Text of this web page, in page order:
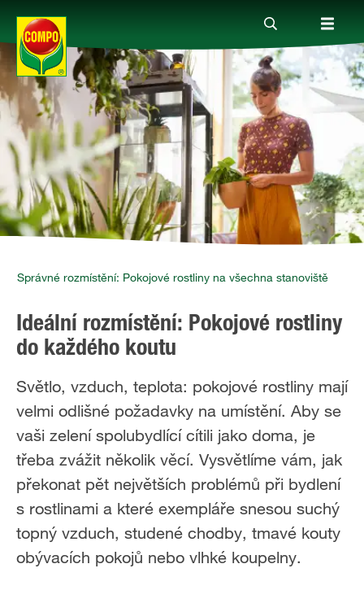
Produkty
Rady a tipy
Témata
Kde koupit
Společnost
Správné rozmístění: Pokojové rostliny na všechna stanoviště
Ideální rozmístění: Pokojové rostliny
do každého koutu
Světlo, vzduch, teplota: pokojové rostliny mají
velmi odlišné požadavky na umístění. Aby se
vaši zelení spolubydlící cítili jako doma, je
třeba zvážit několik věcí. Vysvětlíme vám, jak
překonat pět největších problémů při bydlení
s rostlinami a které exempláře snesou suchý
topný vzduch, studené chodby, tmavé kouty
obývacích pokojů nebo vlhké koupelny.